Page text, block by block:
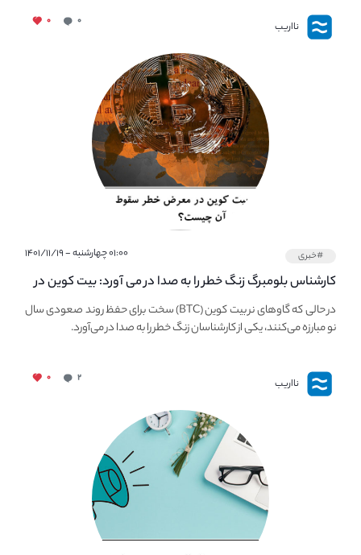
نااریب ۰ ۰
#خبری ۰۱:۰۰ چهارشنبه - ۱۴۰۱/۱۱/۱۹
کارشناس بلومبرگ زنگ خطر را به صدا در می آورد: بیت کوین در
معرض خطر سقوط بزرگ است - دلیل آن چیست؟در حالی که گاوهای نر بیت کوین (BTC) سخت برای حفظ روند صعودی سال
نو مبارزه می‌کنند، یکی از کارشناسان زنگ خطر را به صدا در می‌آورد.
نااریب ۲ ۰